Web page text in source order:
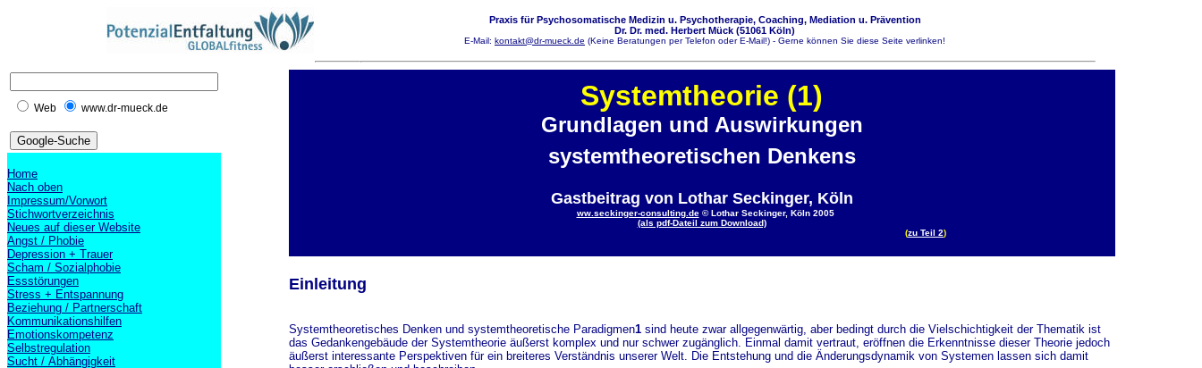
Praxis für Psychosomatische Medizin u. Psychotherapie, Coaching, Mediation u. Prävention
Dr. Dr. med. Herbert Mück (51061 Köln)
E-Mail: kontakt@dr-mueck.de (Keine Beratungen per Telefon oder E-Mail!) - Gerne können Sie diese Seite verlinken!
Web www.dr-mueck.de
Home
Nach oben
Impressum/Vorwort
Stichwortverzeichnis
Neues auf dieser Website
Angst / Phobie
Depression + Trauer
Scham / Sozialphobie
Essstörungen
Stress + Entspannung
Beziehung / Partnerschaft
Kommunikationshilfen
Emotionskompetenz
Selbstregulation
Sucht / Abhängigkeit
Systemtheorie (1)
Grundlagen und Auswirkungen
systemtheoretischen Denkens
Gastbeitrag von Lothar Seckinger, Köln
ww.seckinger-consulting.de© Lothar Seckinger, Köln 2005
(als pdf-Dateil zum Download)
(zu Teil 2)
Einleitung
Systemtheoretisches Denken und systemtheoretische Paradigmen1 sind heute zwar allgegenwärtig, aber bedingt durch die Vielschichtigkeit der Thematik ist
das Gedankengebäude der Systemtheorie äußerst komplex und nur schwer zugänglich. Einmal damit vertraut, eröffnen die Erkenntnisse dieser Theorie jedoch
äußerst interessante Perspektiven für ein breiteres Verständnis unserer Welt. Die Entstehung und die Änderungsdynamik von Systemen lassen sich damit